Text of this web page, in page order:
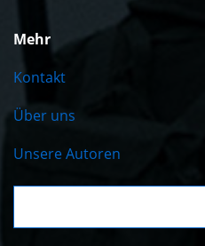
Mehr
Kontakt
Über uns
Unsere Autoren
Suche: